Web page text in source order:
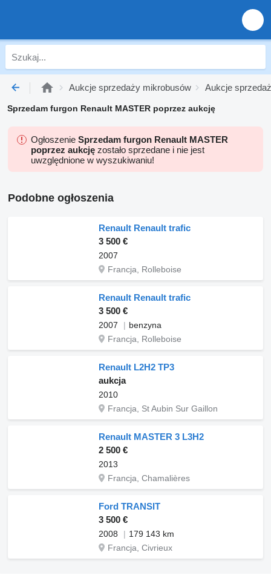
Aukcje sprzedaży mikrobusów Aukcje
Sprzedam furgon Renault MASTER poprzez aukcję
Ogłoszenie Sprzedam furgon Renault MASTER
poprzez aukcję zostało sprzedane i nie jest
uwzględnione w wyszukiwaniu!
Podobne ogłoszenia
Renault Renault trafic
3 500 €
2007
Francja, Rolleboise
Renault Renault trafic
3 500 €
2007
benzyna
Francja, Rolleboise
Renault L2H2 TP3
aukcja
2010
Francja, St Aubin Sur Gaillon
Renault MASTER 3 L3H2
2 500 €
2013
Francja, Chamalières
Ford TRANSIT
3 500 €
2008
179 143 km
Francja, Civrieux